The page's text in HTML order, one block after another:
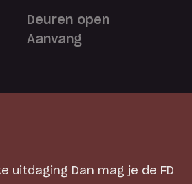
Deuren open
Aanvang
uitdaging Dan mag je de FD